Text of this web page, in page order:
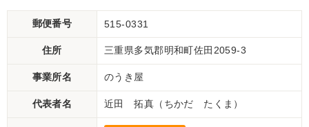
郵便番号 515-0331
住所 三重県多気郡明和町佐田2059-3
事業所名 のうき屋
代表者名 近田 拓真（ちかだ たくま）